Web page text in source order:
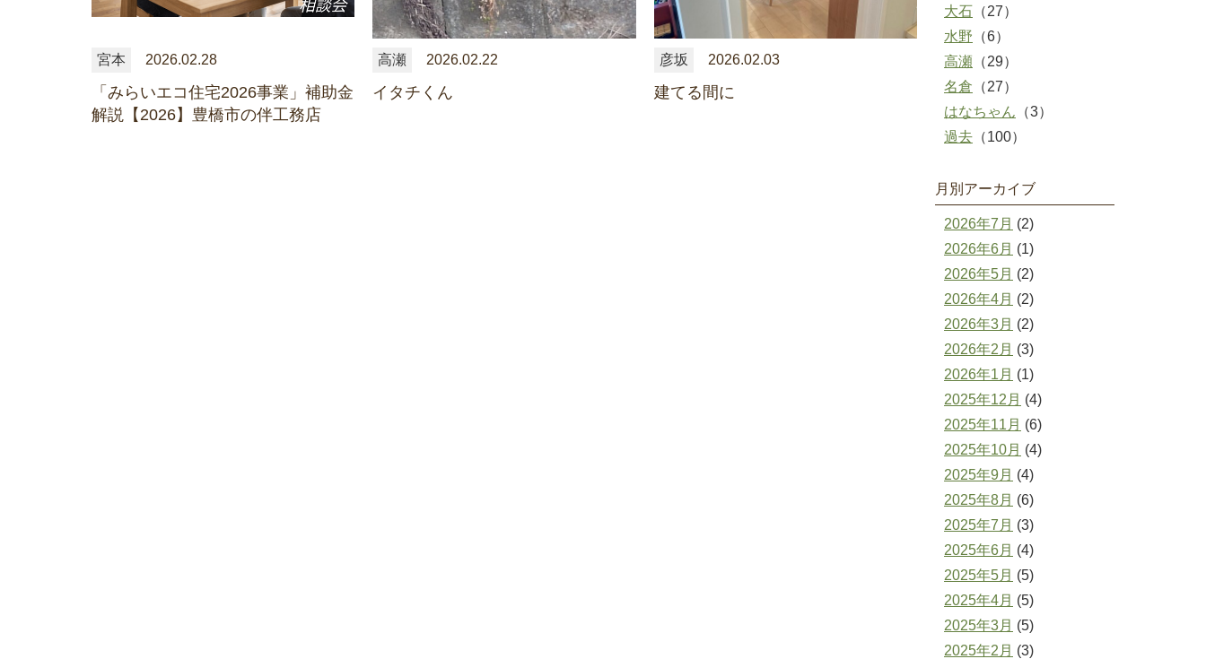
宮本 2026.02.28
「みらいエコ住宅2026事業」補助金
解説【2026】豊橋市の伴工務店
高瀬 2026.02.22
イタチくん
彦坂 2026.02.03
建てる間に
大石 （27）
水野 （6）
高瀬 （29）
名倉 （27）
はなちゃん （3）
過去 （100）
月別アーカイブ
2026年7月 (2)
2026年6月 (1)
2026年5月 (2)
2026年4月 (2)
2026年3月 (2)
2026年2月 (3)
2026年1月 (1)
2025年12月 (4)
2025年11月 (6)
2025年10月 (4)
2025年9月 (4)
2025年8月 (6)
2025年7月 (3)
2025年6月 (4)
2025年5月 (5)
2025年4月 (5)
2025年3月 (5)
2025年2月 (3)